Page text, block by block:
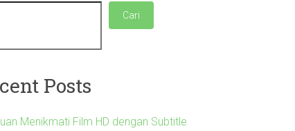
Cari
Posts
Menikmati Film HD dengan Subtitle